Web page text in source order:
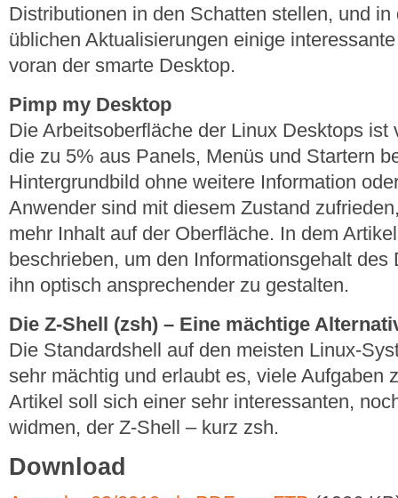
Distributionen in den Schatten stellen, und in
üblichen Aktualisierungen einige
voran der smarte Desktop.
Pimp my Desktop
Die Arbeitsoberfläche der Linux Desktops
die zu 5% aus Panels, Menüs und Startern
Hintergrundbild ohne weitere Information
Anwender sind mit diesem Zustand
mehr Inhalt auf der Oberfläche. In dem
beschrieben, um den Informationsgehalt des
ihn optisch ansprechender zu gestalten.
Die Z-Shell (zsh) – Eine mächtige
Die Standardshell auf den meisten Linux-
sehr mächtig und erlaubt es, viele Aufgaben
Artikel soll sich einer sehr interessanten,
widmen, der Z-Shell – kurz zsh.
Download